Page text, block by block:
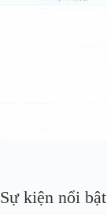
Sự kiện nổi bật